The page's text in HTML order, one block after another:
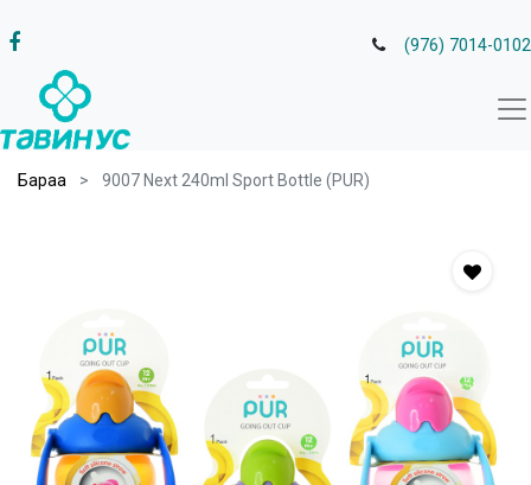
(976) 7014-0102
Бараа 9007 Next 240ml Sport Bottle (PUR)